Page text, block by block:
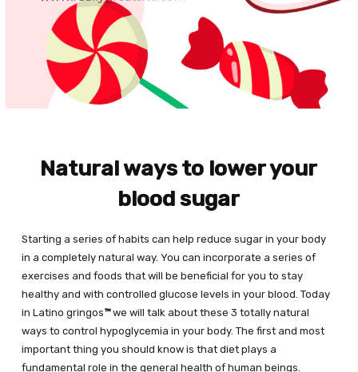
Natural ways to lower your
blood sugar
Starting a series of habits can help reduce sugar in your body
in a completely natural way. You can incorporate a series of
exercises and foods that will be beneficial for you to stay
healthy and with controlled glucose levels in your blood. Today
in Latino gringos™we will talk about these 3 totally natural
ways to control hypoglycemia in your body. The first and most
important thing you should know is that diet plays a
fundamental role in the general health of human beings.